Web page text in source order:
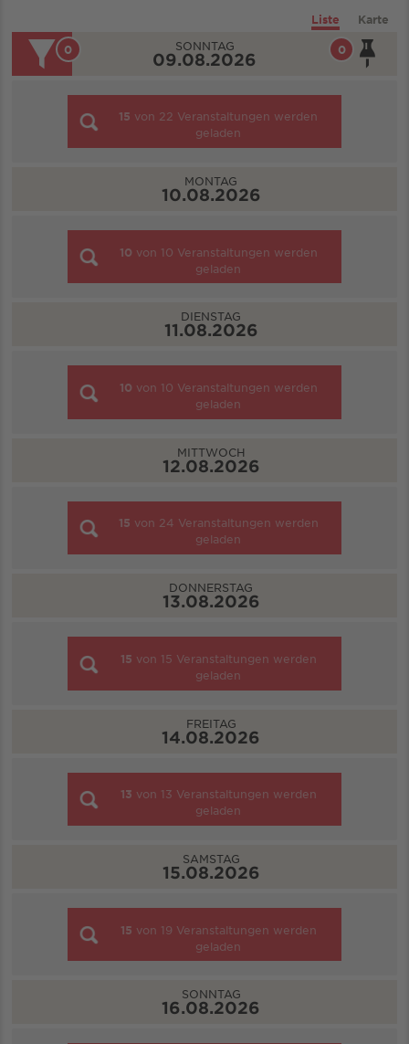
Liste Karte
0
0 SONNTAG
09.08.2026
15 von 22 Veranstaltungen werden
geladen
MONTAG
10.08.2026
10 von 10 Veranstaltungen werden
geladen
DIENSTAG
11.08.2026
10 von 10 Veranstaltungen werden
geladen
MITTWOCH
12.08.2026
15 von 24 Veranstaltungen werden
geladen
DONNERSTAG
13.08.2026
15 von 15 Veranstaltungen werden
geladen
FREITAG
14.08.2026
13 von 13 Veranstaltungen werden
geladen
SAMSTAG
15.08.2026
15 von 19 Veranstaltungen werden
geladen
SONNTAG
16.08.2026